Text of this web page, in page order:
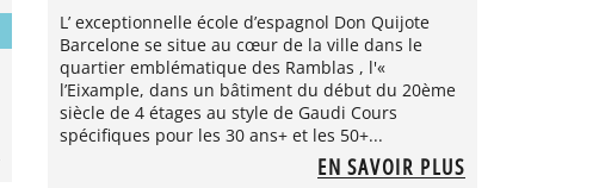
L’ exceptionnelle école d’espagnol Don Quijote
Barcelone se situe au cœur de la ville dans le
quartier emblématique des Ramblas , l'«
l’Eixample, dans un bâtiment du début du 20ème
siècle de 4 étages au style de Gaudi Cours
spécifiques pour les 30 ans+ et les 50+...
EN SAVOIR PLUS